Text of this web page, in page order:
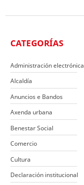
CATEGORÍAS
Administración electrónica
Alcaldía
Anuncios e Bandos
Axenda urbana
Benestar Social
Comercio
Cultura
Declaración institucional